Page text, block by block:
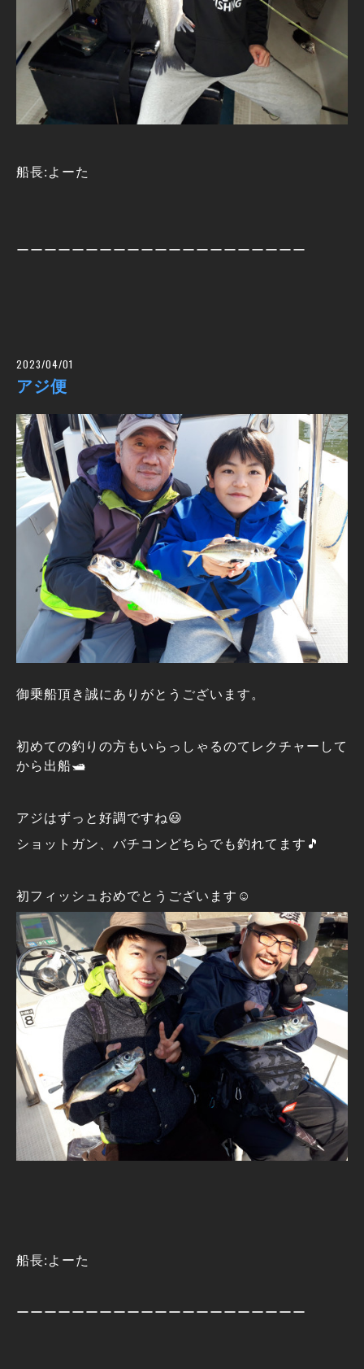
船長:よーた
ーーーーーーーーーーーーーーーーーーーーー
2023/04/01
アジ便
御乗船頂き誠にありがとうございます。
初めての釣りの方もいらっしゃるのてレクチャーして
から出船🛥️
アジはずっと好調ですね😃
ショットガン、バチコンどちらでも釣れてます🎵
初フィッシュおめでとうございます☺️
船長:よーた
ーーーーーーーーーーーーーーーーーーーーー